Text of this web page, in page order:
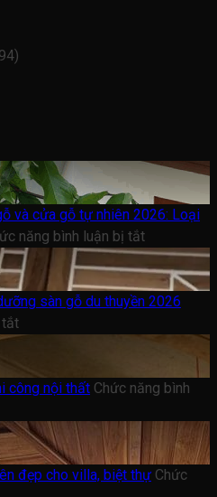
và cửa gỗ tự nhiên 2026: Loại
năng bình luận bị tắtở
So
sánh
cửa
vân
và
tự
nhiên
sàn gỗ du thuyền 2026
tắtở
sửa
bảo
dưỡng
sàn
công nội thất Chức năng bình
đẹp cho villa, biệt thự Chức